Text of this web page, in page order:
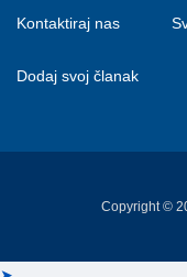
Kontaktiraj nas
Dodaj svoj članak
Copyright ©